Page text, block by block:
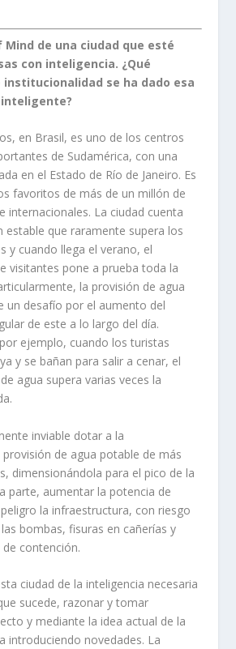
Mind de una ciudad que esté
con inteligencia. ¿Qué
institucionalidad se ha dado esa
en Brasil, es uno de los centros
de Sudamérica, con una
en el Estado de Río de Janeiro. Es
favoritos de más de un millón de
internacionales. La ciudad cuenta
estable que raramente supera los
y cuando llega el verano, el
visitantes pone a prueba toda la
la provisión de agua
un desafío por el aumento del
de este a lo largo del día.
ejemplo, cuando los turistas
y se bañan para salir a cenar, el
agua supera varias veces la
inviable dotar a la
de agua potable de más
dimensionándola para el pico de la
parte, aumentar la potencia de
la infraestructura, con riesgo
bombas, fisuras en cañerías y
contención.
ciudad de la inteligencia necesaria
sucede, razonar y tomar
y mediante la idea actual de la
introduciendo novedades. La